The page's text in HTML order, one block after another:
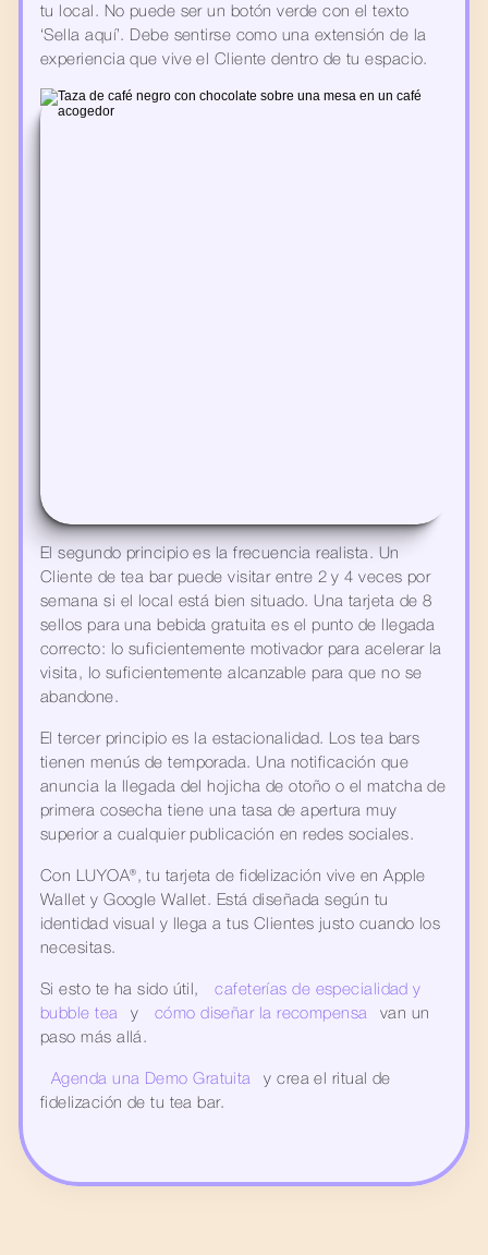
tu local. No puede ser un botón verde con el texto
‘Sella aquí’. Debe sentirse como una extensión de la
experiencia que vive el Cliente dentro de tu espacio.
El segundo principio es la frecuencia realista. Un
Cliente de tea bar puede visitar entre 2 y 4 veces por
semana si el local está bien situado. Una tarjeta de 8
sellos para una bebida gratuita es el punto de llegada
correcto: lo suficientemente motivador para acelerar la
visita, lo suficientemente alcanzable para que no se
abandone.
El tercer principio es la estacionalidad. Los tea bars
tienen menús de temporada. Una notificación que
anuncia la llegada del hojicha de otoño o el matcha de
primera cosecha tiene una tasa de apertura muy
superior a cualquier publicación en redes sociales.
Con LUYOA®, tu tarjeta de fidelización vive en Apple
Wallet y Google Wallet. Está diseñada según tu
identidad visual y llega a tus Clientes justo cuando los
necesitas.
Si esto te ha sido útil,
cafeterías de especialidad y
bubble tea
y cómo diseñar la recompensa
van un
paso más allá.
Agenda una Demo Gratuita
y crea el ritual de
fidelización de tu tea bar.